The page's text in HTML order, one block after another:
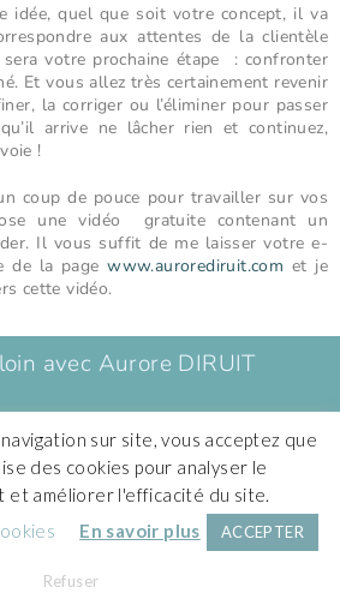
idée, quel que soit votre concept, il va
aux attentes de la clientèle
votre prochaine étape : confronter
Et vous allez très certainement revenir
la corriger ou l’éliminer pour passer
arrive ne lâcher rien et continuez,
!
coup de pouce pour travailler sur vos
une vidéo gratuite contenant un
Il vous suffit de me laisser votre e-
de la pagewww.aurorediruit.com et je
cette vidéo.
avec Aurore DIRUIT
Contacts
– LYSI-UP 2019
sur site, vous acceptez que
des cookies pour analyser le
et améliorer l'efficacité du site.
En savoir plus ACCEPTER
Refuser